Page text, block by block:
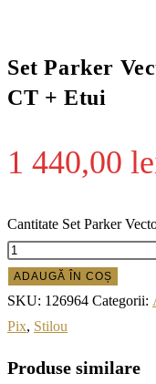
Set Parker
CT + Etui
1 440,00
Cantitate Set Parker
ADAUGĂ ÎN COȘ
SKU: 126964 Categorii:
Pix, Stilou
Produse similare